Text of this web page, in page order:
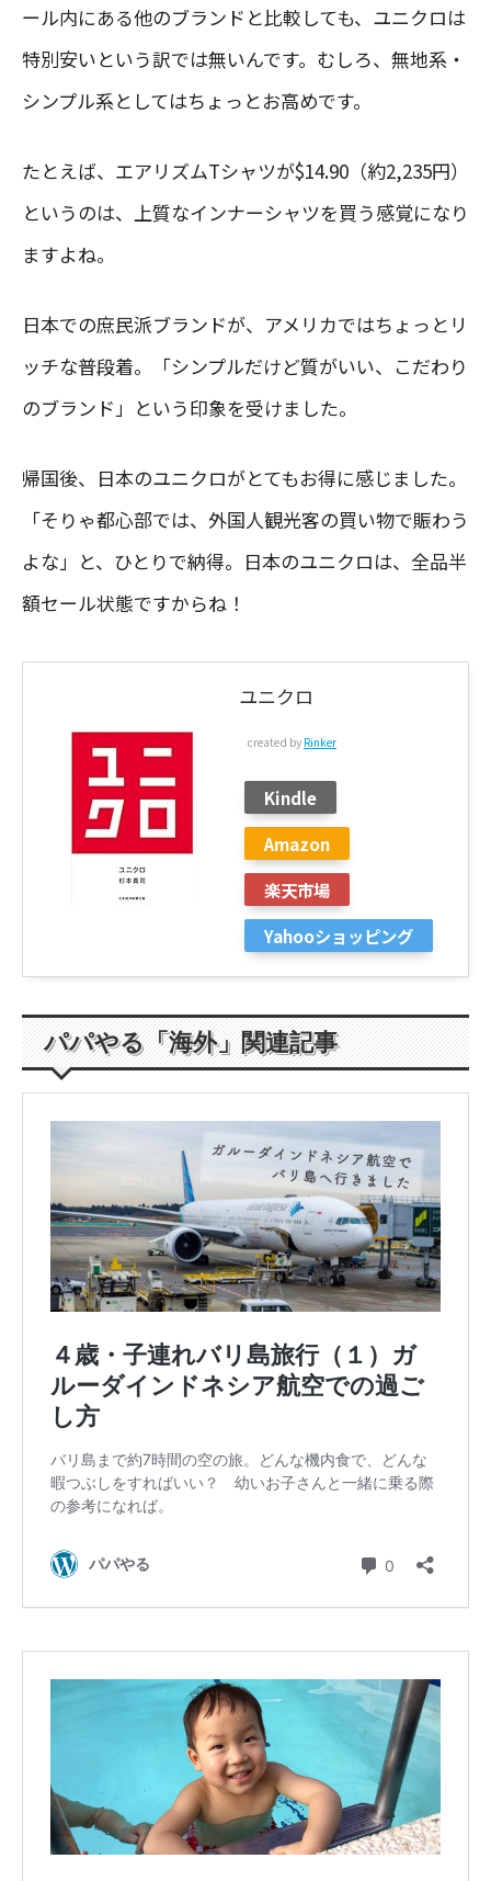
ール内にある他のブランドと比較しても、ユニクロは
特別安いという訳では無いんです。むしろ、無地系・
シンプル系としてはちょっとお高めです。
たとえば、エアリズムTシャツが$14.90（約2,235円）
というのは、上質なインナーシャツを買う感覚になり
ますよね。
日本での庶民派ブランドが、アメリカではちょっとリ
ッチな普段着。「シンプルだけど質がいい、こだわり
のブランド」という印象を受けました。
帰国後、日本のユニクロがとてもお得に感じました。
「そりゃ都心部では、外国人観光客の買い物で賑わう
よな」と、ひとりで納得。日本のユニクロは、全品半
額セール状態ですからね！
ユニクロ
created by Rinker
Kindle
Amazon
楽天市場
Yahooショッピング
パパやる「海外」関連記事